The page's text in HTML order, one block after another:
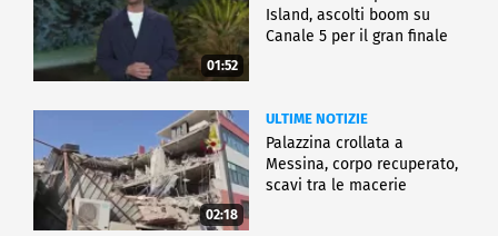
01:52
Island, ascolti boom su
Canale 5 per il gran finale
02:18
ULTIME NOTIZIE
Palazzina crollata a
Messina, corpo recuperato,
scavi tra le macerie